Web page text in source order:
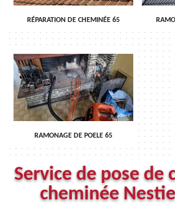
RÉPARATION DE CHEMINÉE 65
RAMONAGE DE POELE 65
Service de pose de
cheminée